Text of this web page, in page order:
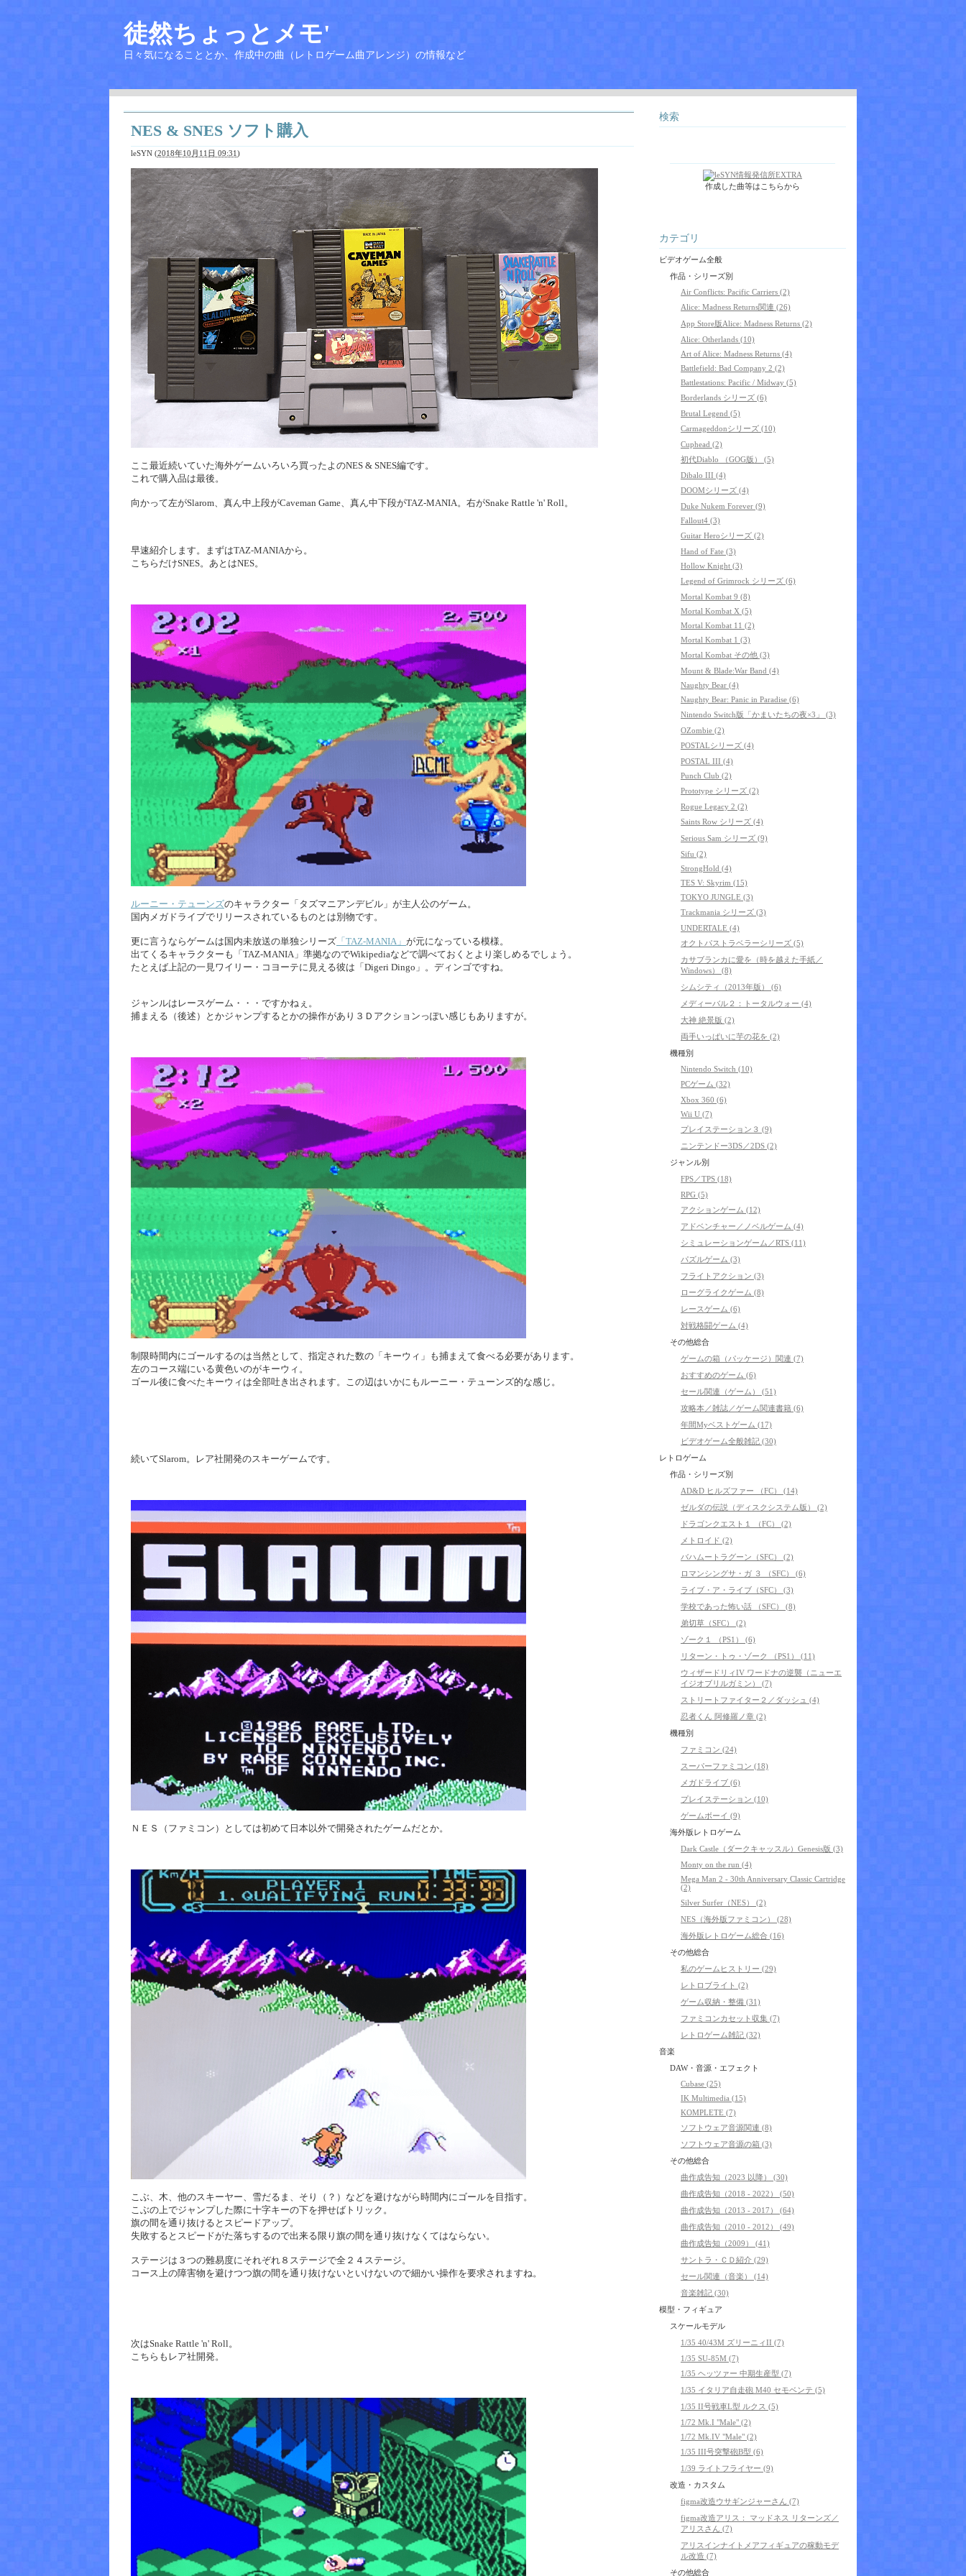
徒然ちょっとメモ'
日々気になることとか、作成中の曲（レトロゲーム曲アレンジ）の情報など
NES & SNES ソフト購入
leSYN (2018年10月11日 09:31)
ここ最近続いていた海外ゲームいろいろ買ったよのNES & SNES編です。
これで購入品は最後。
向かって左がSlarom、真ん中上段がCaveman Game、真ん中下段がTAZ-MANIA。右がSnake Rattle 'n' Roll。
早速紹介します。まずはTAZ-MANIAから。
こちらだけSNES。あとはNES。
ルーニー・テューンズのキャラクター「タズマニアンデビル」が主人公のゲーム。
国内メガドライブでリリースされているものとは別物です。
更に言うならゲームは国内未放送の単独シリーズ 「TAZ-MANIA」 が元になっている模様。
出てくるキャラクターも「TAZ-MANIA」準拠なのでWikipediaなどで調べておくとより楽しめるでしょう。
たとえば上記の一見ワイリー・コヨーテに見える彼は「Digeri Dingo」。ディンゴですね。
ジャンルはレースゲーム・・・ですかねぇ。
捕まえる（後述）とかジャンプするとかの操作があり３Ｄアクションっぽい感じもありますが。
制限時間内にゴールするのは当然として、指定された数の「キーウィ」も捕まえて食べる必要があります。
左のコース端にいる黄色いのがキーウィ。
ゴール後に食べたキーウィは全部吐き出されます。この辺はいかにもルーニー・テューンズ的な感じ。
続いてSlarom。レア社開発のスキーゲームです。
ＮＥＳ（ファミコン）としては初めて日本以外で開発されたゲームだとか。
こぶ、木、他のスキーヤー、雪だるま、そり（？）などを避けながら時間内にゴールを目指す。
こぶの上でジャンプした際に十字キーの下を押せばトリック。
旗の間を通り抜けるとスピードアップ。
失敗するとスピードがた落ちするので出来る限り旗の間を通り抜けなくてはならない。
ステージは３つの難易度にそれぞれ８ステージで全２４ステージ。
コース上の障害物を避けつつ旗の間を通り抜けないといけないので細かい操作を要求されますね。
次はSnake Rattle 'n' Roll。
こちらもレア社開発。
検索
作成した曲等はこちらから
カテゴリ
ビデオゲーム全般
作品・シリーズ別
Air Conflicts: Pacific Carriers (2)
Alice: Madness Returns関連 (26)
App Store版Alice: Madness Returns (2)
Alice: Otherlands (10)
Art of Alice: Madness Returns (4)
Battlefield: Bad Company 2 (2)
Battlestations: Pacific / Midway (5)
Borderlands シリーズ (6)
Brutal Legend (5)
Carmageddonシリーズ (10)
Cuphead (2)
初代Diablo （GOG版） (5)
Dibalo III (4)
DOOMシリーズ (4)
Duke Nukem Forever (9)
Fallout4 (3)
Guitar Heroシリーズ (2)
Hand of Fate (3)
Hollow Knight (3)
Legend of Grimrock シリーズ (6)
Mortal Kombat 9 (8)
Mortal Kombat X (5)
Mortal Kombat 11 (2)
Mortal Kombat 1 (3)
Mortal Kombat その他 (3)
Mount & Blade:War Band (4)
Naughty Bear (4)
Naughty Bear: Panic in Paradise (6)
Nintendo Switch版「かまいたちの夜×3」 (3)
OZombie (2)
POSTALシリーズ (4)
POSTAL III (4)
Punch Club (2)
Prototype シリーズ (2)
Rogue Legacy 2 (2)
Saints Row シリーズ (4)
Serious Sam シリーズ (9)
Sifu (2)
StrongHold (4)
TES V: Skyrim (15)
TOKYO JUNGLE (3)
Trackmania シリーズ (3)
UNDERTALE (4)
オクトパストラベラーシリーズ (5)
カサブランカに愛を（時を越えた手紙／
Windows） (8)
シムシティ（2013年版） (6)
メディーバル２：トータルウォー (4)
大神 絶景版 (2)
両手いっぱいに芋の花を (2)
機種別
Nintendo Switch (10)
PCゲーム (32)
Xbox 360 (6)
Wii U (7)
プレイステーション３ (9)
ニンテンドー3DS／2DS (2)
ジャンル別
FPS／TPS (18)
RPG (5)
アクションゲーム (12)
アドベンチャー／ノベルゲーム (4)
シミュレーションゲーム／RTS (11)
パズルゲーム (3)
フライトアクション (3)
ローグライクゲーム (8)
レースゲーム (6)
対戦格闘ゲーム (4)
その他総合
ゲームの箱（パッケージ）関連 (7)
おすすめのゲーム (6)
セール関連（ゲーム） (51)
攻略本／雑誌／ゲーム関連書籍 (6)
年間Myベストゲーム (17)
ビデオゲーム全般雑記 (30)
レトロゲーム
作品・シリーズ別
AD&D ヒルズファー （FC） (14)
ゼルダの伝説（ディスクシステム版） (2)
ドラゴンクエスト１ （FC） (2)
メトロイド (2)
バハムートラグーン（SFC） (2)
ロマンシングサ・ガ ３ （SFC） (6)
ライブ・ア・ライブ（SFC） (3)
学校であった怖い話 （SFC） (8)
弟切草（SFC） (2)
ゾーク１ （PS1） (6)
リターン・トゥ・ゾーク （PS1） (11)
ウィザードリィIV ワードナの逆襲（ニューエ
イジオブリルガミン） (7)
ストリートファイター２／ダッシュ (4)
忍者くん 阿修羅ノ章 (2)
機種別
ファミコン (24)
スーパーファミコン (18)
メガドライブ (6)
プレイステーション (10)
ゲームボーイ (9)
海外版レトロゲーム
Dark Castle（ダークキャッスル）Genesis版 (3)
Monty on the run (4)
Mega Man 2 - 30th Anniversary Classic Cartridge
(2)
Silver Surfer（NES） (2)
NES（海外版ファミコン） (28)
海外版レトロゲーム総合 (16)
その他総合
私のゲームヒストリー (29)
レトロブライト (2)
ゲーム収納・整備 (31)
ファミコンカセット収集 (7)
レトロゲーム雑記 (32)
音楽
DAW・音源・エフェクト
Cubase (25)
IK Multimedia (15)
KOMPLETE (7)
ソフトウェア音源関連 (8)
ソフトウェア音源の箱 (3)
その他総合
曲作成告知（2023 以降） (30)
曲作成告知（2018 - 2022） (50)
曲作成告知（2013 - 2017） (64)
曲作成告知（2010 - 2012） (49)
曲作成告知（2009） (41)
サントラ・ＣＤ紹介 (29)
セール関連（音楽） (14)
音楽雑記 (30)
模型・フィギュア
スケールモデル
1/35 40/43M ズリーニィII (7)
1/35 SU-85M (7)
1/35 ヘッツァー 中期生産型 (7)
1/35 イタリア自走砲 M40 セモベンテ (5)
1/35 II号戦車L型 ルクス (5)
1/72 Mk.I "Male" (2)
1/72 Mk.IV "Male" (2)
1/35 III号突撃砲B型 (6)
1/39 ライトフライヤー (9)
改造・カスタム
figma改造ウサギンジャーさん (7)
figma改造アリス： マッドネス リターンズ／
アリスさん (7)
アリスインナイトメアフィギュアの稼動モデ
ル改造 (7)
その他総合